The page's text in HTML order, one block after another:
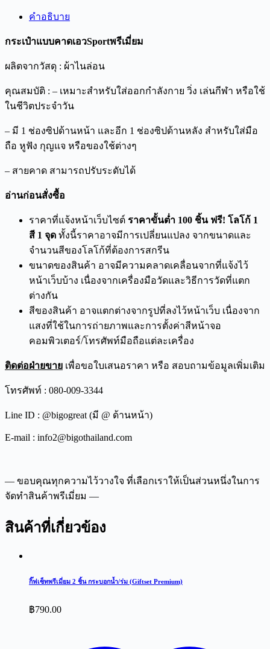
คำอธิบาย
กระเป๋าแบบคาดเอวSportพรีเมี่ยม
ผลิตจากวัสดุ : ผ้าไนล่อน
คุณสมบัติ : – เหมาะสำหรับใส่ออกกำลังกาย วิ่ง เล่นกีฬา หรือใช้
ในชีวิตประจำวัน
– มี 1 ช่องซิปด้านหน้า และอีก 1 ช่องซิปด้านหลัง สำหรับใส่มือ
ถือ หูฟัง กุญแจ หรือของใช้ต่างๆ
– สายคาด สามารถปรับระดับได้
อ่านก่อนสั่งซื้อ
ราคาที่แจ้งหน้าเว็บไซต์ ราคาขั้นต่ำ 100 ชิ้น ฟรี! โลโก้ 1
สี 1 จุด ทั้งนี้ราคาอาจมีการเปลี่ยนแปลง จากขนาดและ
จำนวนสีของโลโก้ที่ต้องการสกรีน
ขนาดของสินค้า อาจมีความคลาดเคลื่อนจากที่แจ้งไว้
หน้าเว็บบ้าง เนื่องจากเครื่องมือวัดและวิธีการวัดที่แตก
ต่างกัน
สีของสินค้า อาจแตกต่างจากรูปที่ลงไว้หน้าเว็บ เนื่องจาก
แสงที่ใช้ในการถ่ายภาพและการตั้งค่าสีหน้าจอ
คอมพิวเตอร์/โทรศัพท์มือถือแต่ละเครื่อง
ติดต่อฝ่ายขาย เพื่อขอใบเสนอราคา หรือ สอบถามข้อมูลเพิ่มเติม
โทรศัพท์ : 080-009-3344
Line ID : @bigogreat (มี @ ด้านหน้า)
E-mail : info2@bigothailand.com
— ขอบคุณทุกความไว้วางใจ ที่เลือกเราให้เป็นส่วนหนึ่งในการ
จัดทำสินค้าพรีเมี่ยม —
สินค้าที่เกี่ยวข้อง
กิ๊ฟเซ็ทพรีเมี่ยม 2 ชิ้น กระบอกน้ำ/ร่ม (Giftset Premium)
฿790.00